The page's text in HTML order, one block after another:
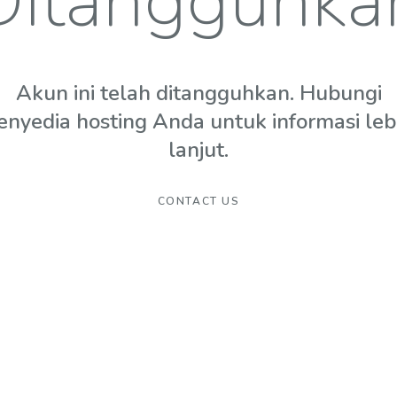
Akun ini telah ditangguhkan. Hubungi
hosting Anda untuk informasi
lanjut.
CONTACT US